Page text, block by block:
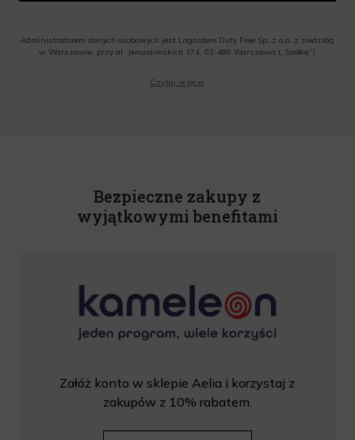
Administratorem danych osobowych jest Lagardere Duty Free Sp. z o.o. z siedzibą
w Warszawie, przy al. Jerozolimskich 174, 02-486 Warszawa („Spółka”)
o.o. informacji handlowych, w tym newslettera, informacji o promocjach i
Czytaj więcej
Bezpieczne zakupy z
wyjątkowymi benefitami
Załóż konto w sklepie Aelia i korzystaj z
zakupów z 10% rabatem.